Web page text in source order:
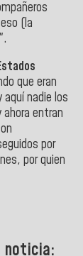
(la
que eran
nadie los
entran
por
por quien
noticia: